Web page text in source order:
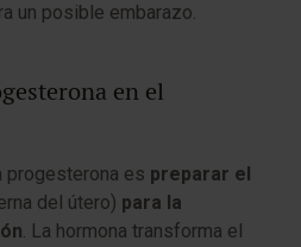
un posible embarazo.
en el
progesterona es preparar el
del útero) para la
. La hormona transforma el